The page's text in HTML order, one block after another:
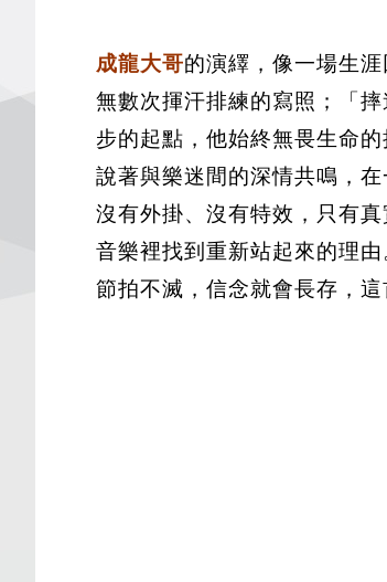
成龍大哥的演繹，像一場生
無數次揮汗排練的寫照；「
步的起點，他始終無畏生命
說著與樂迷間的深情共鳴，
沒有外掛、沒有特效，只有真
音樂裡找到重新站起來的理由
節拍不滅，信念就會長存，